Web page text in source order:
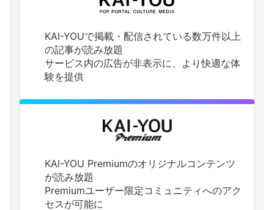
KAI-YOUで掲載・配信されている数万件以上
の記事が読み放題
サービス内の広告が非表示に、より快適な体
験を提供
KAI-YOU Premiumのオリジナルコンテンツ
が読み放題
Premiumユーザー限定コミュニティへのアク
セスが可能に